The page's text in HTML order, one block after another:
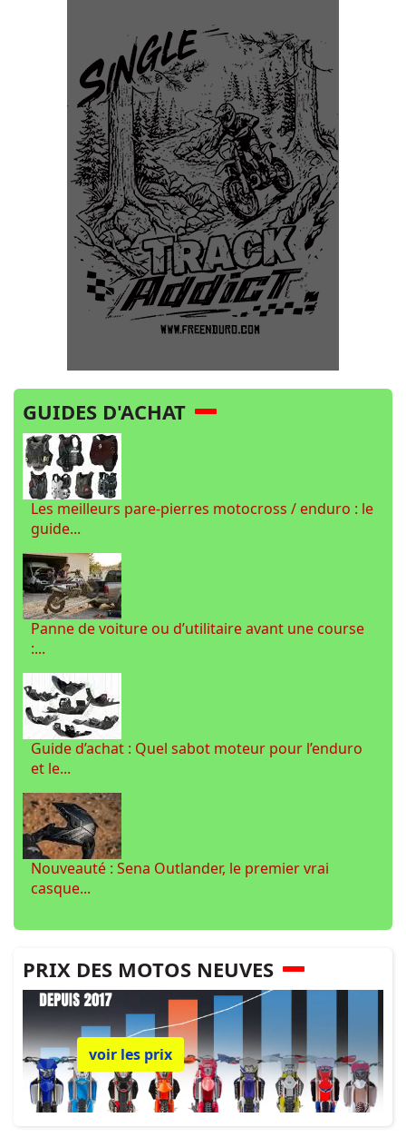
GUIDES D'ACHAT
Les meilleurs pare-pierres motocross / enduro : le
guide...
Panne de voiture ou d’utilitaire avant une course
:...
Guide d’achat : Quel sabot moteur pour l’enduro
et le...
Nouveauté : Sena Outlander, le premier vrai
casque...
PRIX DES MOTOS NEUVES
voir les prix